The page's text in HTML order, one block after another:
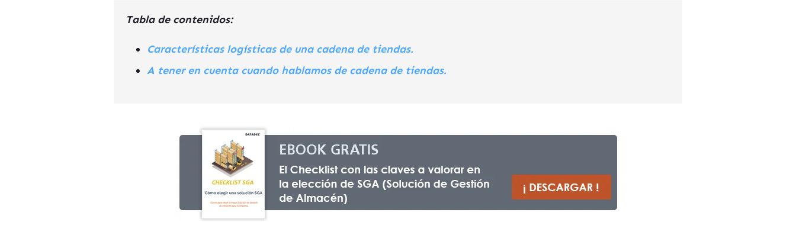
Tabla de contenidos:
Características logísticas de una cadena de tiendas.
A tener en cuenta cuando hablamos de cadena de tiendas.